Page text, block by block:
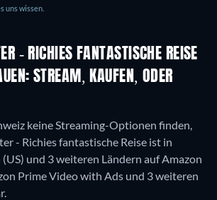
uns wissen.
- RICHIES FANTASTISCHE REISE
STREAM, KAUFEN, ODER
keine Streaming-Optionen finden,
- Richies fantastische Reise ist in
und 3 weiteren Ländern auf Amazon
Prime Video with Ads und 3 weiteren